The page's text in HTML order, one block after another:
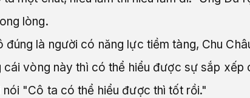
lòng.
là người có năng lực tiềm tàng, Chu
vòng này thì có thể hiểu được sự sắp xếp
"Cô ta có thể hiểu được thì tốt rồi."